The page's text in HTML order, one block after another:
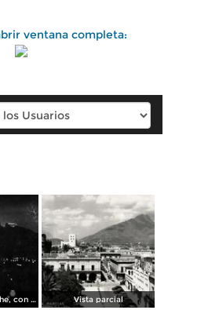
ventana completa:
Monterrey de noche, con tempestad Vista parcial